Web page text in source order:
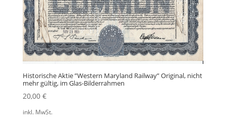
Historische Aktie ”Western Maryland Railway” Original, nicht
mehr gültig, im Glas-Bilderrahmen
20,00 €
inkl. MwSt.